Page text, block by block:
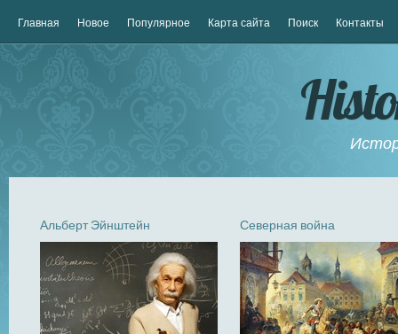
Главная Новое Популярное Карта сайта Поиск Контакты
Альберт Эйнштейн Северная война